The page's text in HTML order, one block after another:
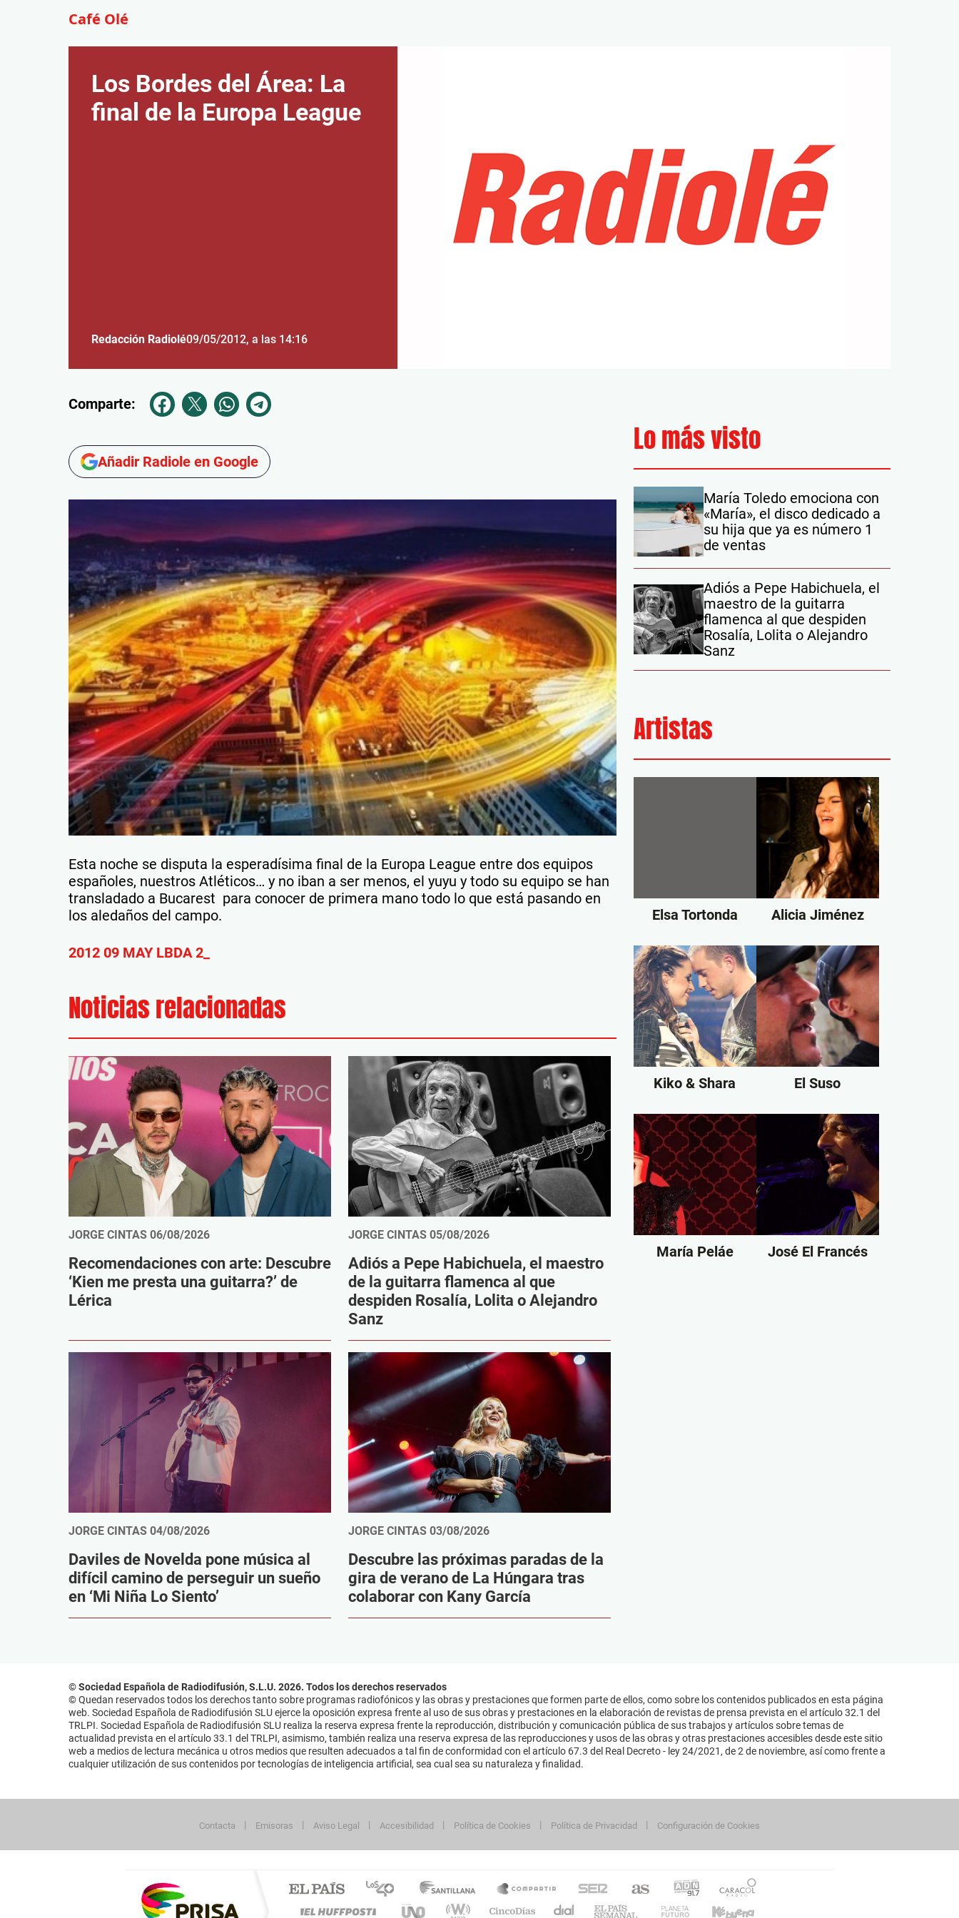
Café Olé
Los Bordes del Área: La
final de la Europa League
Redacción Radiolé09/05/2012, a las 14:16
Comparte:
Añadir Radiole en Google
Esta noche se disputa la esperadísima final de la Europa League entre dos equipos
españoles, nuestros Atléticos… y no iban a ser menos, el yuyu y todo su equipo se han
transladado a Bucarest para conocer de primera mano todo lo que está pasando en
los aledaños del campo.
2012 09 MAY LBDA 2_
Noticias relacionadas
JORGE CINTAS 06/08/2026
Recomendaciones con arte: Descubre
‘Kien me presta una guitarra?’ de
Lérica
JORGE CINTAS 05/08/2026
Adiós a Pepe Habichuela, el maestro
de la guitarra flamenca al que
despiden Rosalía, Lolita o Alejandro
Sanz
JORGE CINTAS 04/08/2026
Daviles de Novelda pone música al
difícil camino de perseguir un sueño
en ‘Mi Niña Lo Siento’
JORGE CINTAS 03/08/2026
Descubre las próximas paradas de la
gira de verano de La Húngara tras
colaborar con Kany García
Lo más visto
María Toledo emociona con
«María», el disco dedicado a
su hija que ya es número 1
de ventas
Adiós a Pepe Habichuela, el
maestro de la guitarra
flamenca al que despiden
Rosalía, Lolita o Alejandro
Sanz
Artistas
Elsa Tortonda Alicia Jiménez
Kiko & Shara El Suso
María Peláe José El Francés
© Sociedad Española de Radiodifusión, S.L.U. 2026. Todos los derechos reservados
© Quedan reservados todos los derechos tanto sobre programas radiofónicos y las obras y prestaciones que formen parte de ellos, como sobre los contenidos publicados en esta página
web. Sociedad Española de Radiodifusión SLU ejerce la oposición expresa frente al uso de sus obras y prestaciones en la elaboración de revistas de prensa prevista en el artículo 32.1 del
TRLPI. Sociedad Española de Radiodifusión SLU realiza la reserva expresa frente la reproducción, distribución y comunicación pública de sus trabajos y artículos sobre temas de
actualidad prevista en el artículo 33.1 del TRLPI, asimismo, también realiza una reserva expresa de las reproducciones y usos de las obras y otras prestaciones accesibles desde este sitio
web a medios de lectura mecánica u otros medios que resulten adecuados a tal fin de conformidad con el artículo 67.3 del Real Decreto - ley 24/2021, de 2 de noviembre, así como frente a
cualquier utilización de sus contenidos por tecnologías de inteligencia artificial, sea cual sea su naturaleza y finalidad.
Contacta Emisoras Aviso Legal Accesibilidad Política de Cookies Política de Privacidad Configuración de Cookies